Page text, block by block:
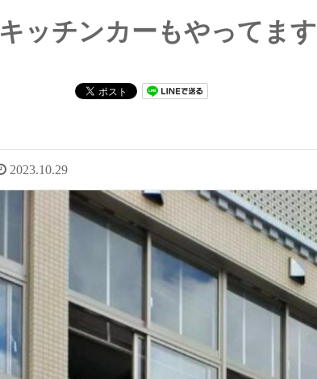
キッチンカーもやってます
2023.10.29